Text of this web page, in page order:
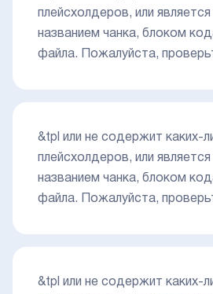
плейсхолдеров, или
названием чанка, блоком
файла. Пожалуйста,
&tpl или не содержит каких-
плейсхолдеров, или
названием чанка, блоком
файла. Пожалуйста,
&tpl или не содержит каких-